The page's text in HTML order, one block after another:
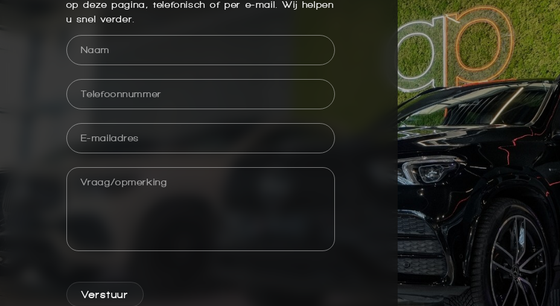
op deze pagina, telefonisch of per e-mail. Wij helpen
u snel verder.
Verstuur